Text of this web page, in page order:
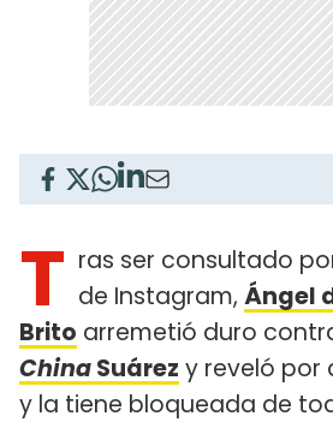
T ras ser consultado
de Instagram, Ángel
Brito arremetió duro
ChinaSuárez y reveló por
y la tiene bloqueada de